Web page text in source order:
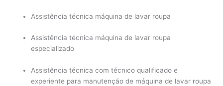
Assistência técnica máquina de lavar roupa
Assistência técnica máquina de lavar roupa
especializado
Assistência técnica com técnico qualificado e
experiente para manutenção de máquina de lavar roupa